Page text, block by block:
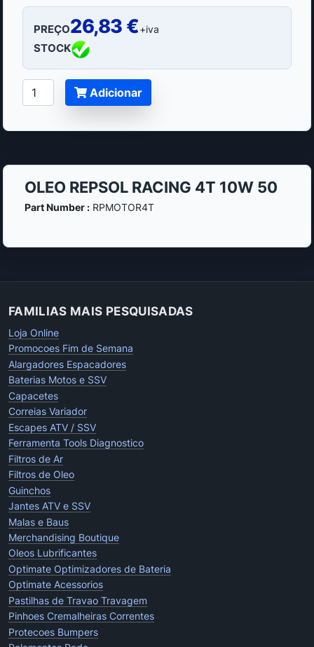
PREÇO26,83 €+iva
STOCK
Adicionar
OLEO REPSOL RACING 4T 10W 50
Part Number :RPMOTOR4T
FAMILIAS MAIS PESQUISADAS
Loja Online
Promocoes Fim de Semana
Alargadores Espacadores
Baterias Motos e SSV
Capacetes
Correias Variador
Escapes ATV / SSV
Ferramenta Tools Diagnostico
Filtros de Ar
Filtros de Oleo
Guinchos
Jantes ATV e SSV
Malas e Baus
Merchandising Boutique
Oleos Lubrificantes
Optimate Optimizadores de Bateria
Optimate Acessorios
Pastilhas de Travao Travagem
Pinhoes Cremalheiras Correntes
Protecoes Bumpers